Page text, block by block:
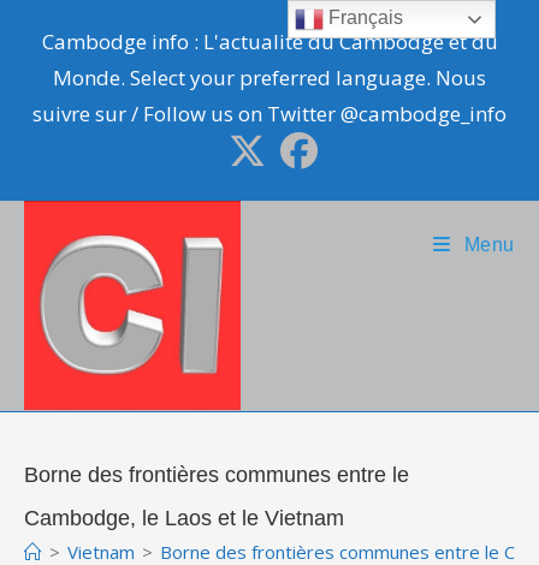
content
Cambodge info : L'actualité du Cambodge et du
Monde. Select your preferred language. Nous
suivre sur / Follow us on Twitter @cambodge_info
Menu
Borne des frontières communes entre le
Cambodge, le Laos et le Vietnam
> Vietnam > Borne des frontières communes entre le
Français